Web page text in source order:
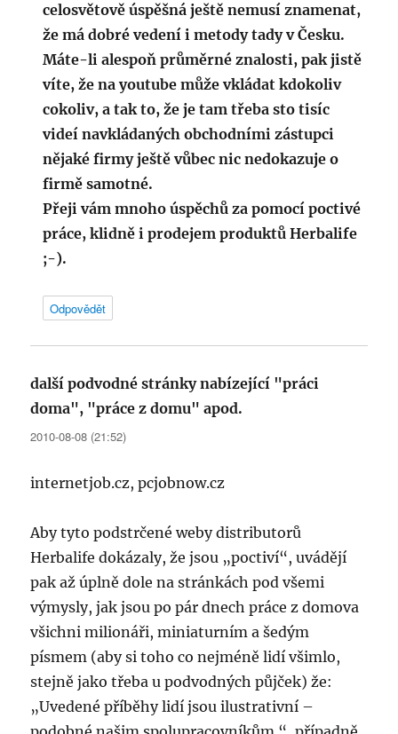
celosvětově úspěšná ještě nemusí znamenat,
že má dobré vedení i metody tady v Česku.
Máte-li alespoň průměrné znalosti, pak jistě
víte, že na youtube může vkládat kdokoliv
cokoliv, a tak to, že je tam třeba sto tisíc
videí navkládaných obchodními zástupci
nějaké firmy ještě vůbec nic nedokazuje o
firmě samotné.
Přeji vám mnoho úspěchů za pomocí poctivé
práce, klidně i prodejem produktů Herbalife
;-).
Odpovědět
další podvodné stránky nabízející "práci
doma", "práce z domu" apod.
2010-08-08 (21:52)
internetjob.cz, pcjobnow.cz
Aby tyto podstrčené weby distributorů
Herbalife dokázaly, že jsou „poctiví“, uvádějí
pak až úplně dole na stránkách pod všemi
výmysly, jak jsou po pár dnech práce z domova
všichni milionáři, miniaturním a šedým
písmem (aby si toho co nejméně lidí všimlo,
stejně jako třeba u podvodných půjček) že:
„Uvedené příběhy lidí jsou ilustrativní –